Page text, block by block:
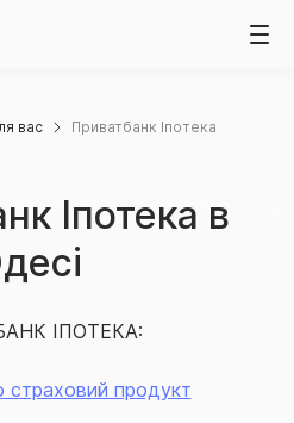
вас Приватбанк Іпотека
Іпотека в
ІПОТЕКА:
страховий продукт